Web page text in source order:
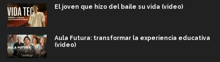
El joven que hizo del baile su vida (video)
Aula Futura: transformar la experiencia educativa
(video)